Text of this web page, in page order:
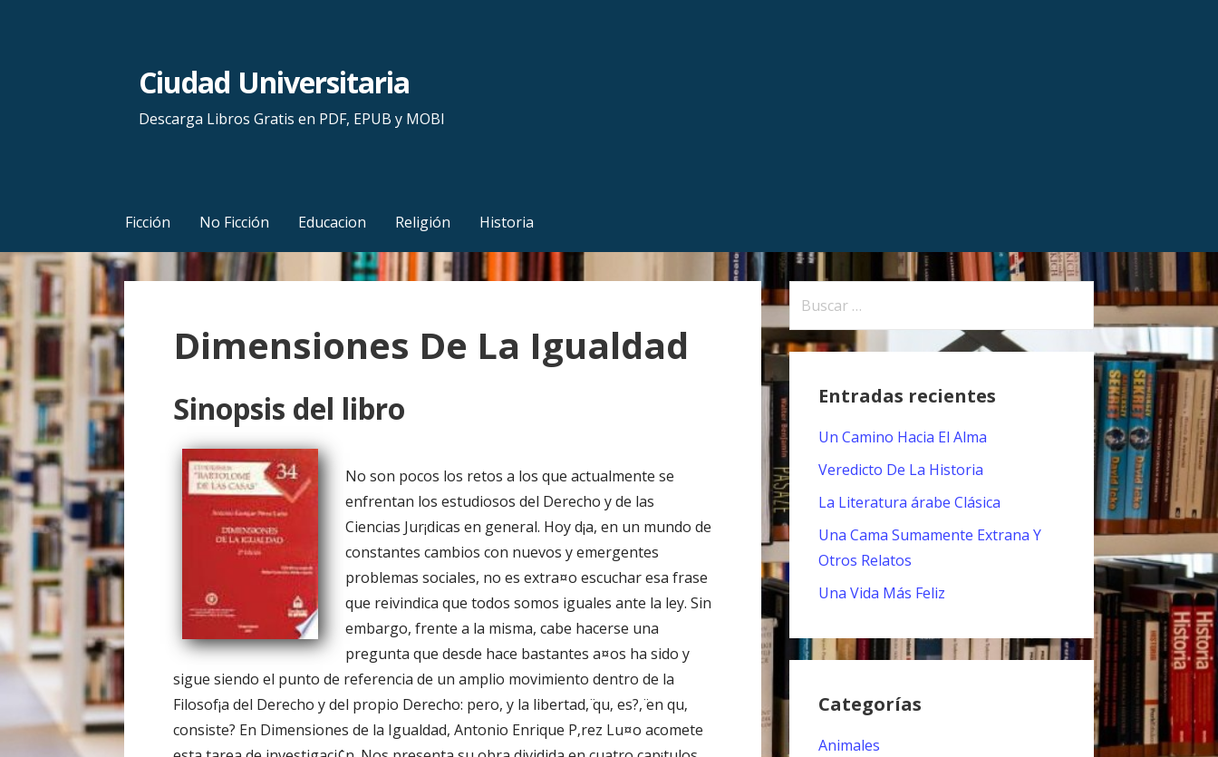
n
t
e
n
i
d
o
Ciudad Universitaria
Descarga Libros Gratis en PDF, EPUB y MOBI
Ficción No Ficción Educacion Religión Historia
Dimensiones De La Igualdad
Sinopsis del libro
No son pocos los retos a los que actualmente se
enfrentan los estudiosos del Derecho y de las
Ciencias Jur¡dicas en general. Hoy d¡a, en un mundo de
constantes cambios con nuevos y emergentes
problemas sociales, no es extra¤o escuchar esa frase
que reivindica que todos somos iguales ante la ley. Sin
embargo, frente a la misma, cabe hacerse una
pregunta que desde hace bastantes a¤os ha sido y
sigue siendo el punto de referencia de un amplio movimiento dentro de la
Filosof¡a del Derecho y del propio Derecho: pero, y la libertad, ̈qu‚ es?, ̈en qu‚
consiste? En Dimensiones de la Igualdad, Antonio Enrique P‚rez Lu¤o acomete
B
s
Entradas recientes
Un Camino Hacia El Alma
Veredicto De La Historia
La Literatura árabe Clásica
Una Cama Sumamente Extrana Y
Otros Relatos
Una Vida Más Feliz
Categorías
Animales